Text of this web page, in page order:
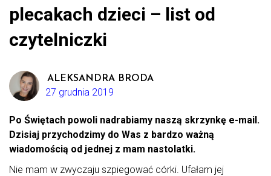
plecakach dzieci – list od
czytelniczki
ALEKSANDRA BRODA
27 grudnia 2019
Po Świętach powoli nadrabiamy naszą skrzynkę e-mail.
Dzisiaj przychodzimy do Was z bardzo ważną
wiadomością od jednej z mam nastolatki.
Nie mam w zwyczaju szpiegować córki. Ufałam jej